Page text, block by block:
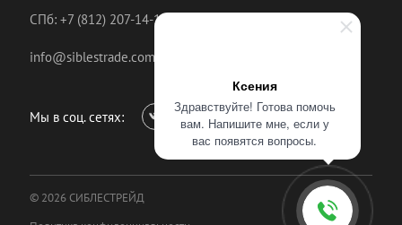
Ксения
Здравствуйте! Готова помочь
вам. Напишите мне, если у
вас появятся вопросы.
СПб: +7 (812) 207-14-18
info@siblestrade.com
Мы в соц. сетях:
© 2026 СИБЛЕСТРЕЙД